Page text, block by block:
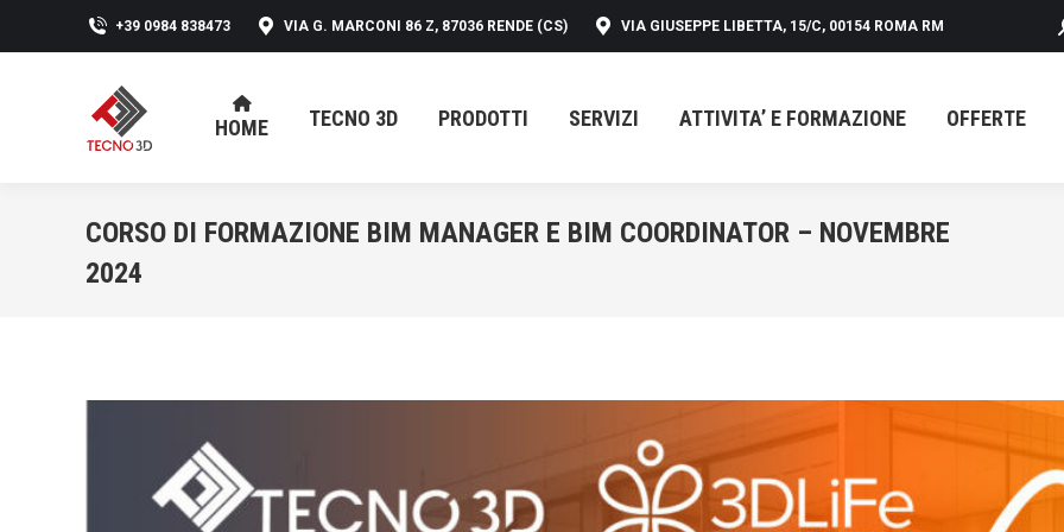
+39 0984 838473 VIA G. MARCONI 86 Z, 87036 RENDE (CS) VIA GIUSEPPE LIBETTA, 15/C, 00154 ROMA RM
HOME TECNO 3D PRODOTTI SERVIZI ATTIVITA’ E FORMAZIONE OFFERTE
CORSO DI FORMAZIONE BIM MANAGER E BIM COORDINATOR – NOVEMBRE
2024
HOME SERVIZI